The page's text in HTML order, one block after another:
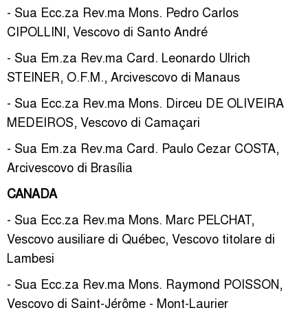
- Sua Ecc.za Rev.ma Mons. Pedro Carlos
CIPOLLINI, Vescovo di Santo André
- Sua Em.za Rev.ma Card. Leonardo Ulrich
STEINER, O.F.M., Arcivescovo di Manaus
- Sua Ecc.za Rev.ma Mons. Dirceu DE OLIVEIRA
MEDEIROS, Vescovo di Camaçari
- Sua Em.za Rev.ma Card. Paulo Cezar COSTA,
Arcivescovo di Brasília
CANADA
- Sua Ecc.za Rev.ma Mons. Marc PELCHAT,
Vescovo ausiliare di Québec, Vescovo titolare di
Lambesi
- Sua Ecc.za Rev.ma Mons. Raymond POISSON,
Vescovo di Saint-Jérôme - Mont-Laurier